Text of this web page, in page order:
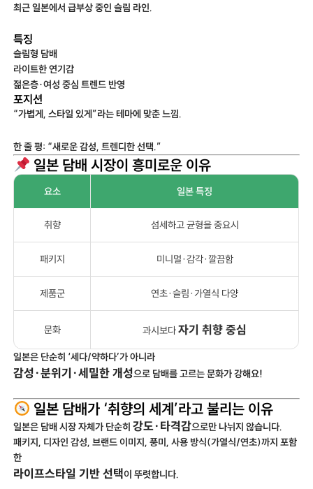
최근 일본에서 급부상 중인 슬림 라인.
특징
슬림형 담배
라이트한 연기감
젊은층·여성 중심 트렌드 반영
포지션
“가볍게, 스타일 있게”라는 테마에 맞춘 느낌.
한 줄 평: “새로운 감성, 트렌디한 선택.”
일본 담배 시장이 흥미로운 이유
요소 일본 특징
취향 섬세하고 균형을 중요시
패키지 미니멀·감각·깔끔함
제품군 연초·슬림·가열식 다양
문화 과시보다자기 취향 중심
일본은 단순히 ‘세다/약하다’가 아니라
감성·분위기·세밀한 개성으로 담배를 고르는 문화가 강해요!
일본 담배가 ‘취향의 세계’라고 불리는 이유
일본은 담배 시장 자체가 단순히강도·타격감으로만 나뉘지 않습니다.
패키지, 디자인 감성, 브랜드 이미지, 풍미, 사용 방식(가열식/연초)까지 포함
한
라이프스타일 기반 선택이 뚜렷합니다.